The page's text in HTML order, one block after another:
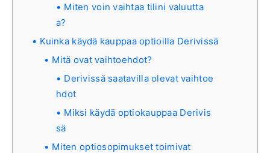
Miten voin vaihtaa tilini valuutta
a?
Kuinka käydä kauppaa optioilla Derivissä
Mitä ovat vaihtoehdot?
Derivissä saatavilla olevat vaihtoe
hdot
Miksi käydä optiokauppaa Derivis
sä
Miten optiosopimukset toimivat